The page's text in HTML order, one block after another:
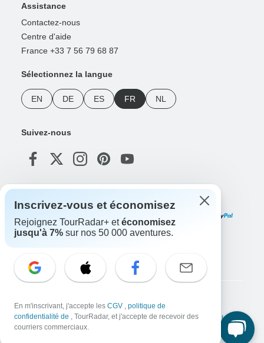
Assistance
Contactez-nous
Centre d'aide
France +33 7 56 79 68 87
Sélectionnez la langue
EN DE ES FR NL
Suivez-nous
Mentions légales
Politique de confidentialité
Cookies
Conditions générales d'utilisation
Inscrivez-vous et économisez
Rejoignez TourRadar+ etéconomisez
jusqu'à 7% sur nos 50 000 aventures.
En m'inscrivant, j'accepte les CGV , politique de
confidentialité de , TourRadar, et j'accepte de recevoir des
courriers commerciaux.